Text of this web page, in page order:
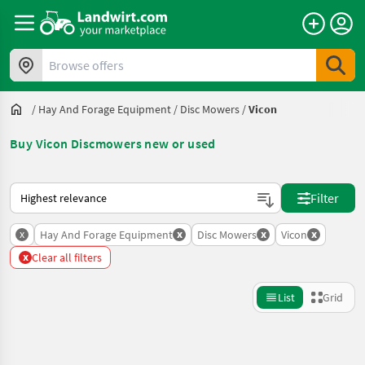
Browse offers
/ Hay And Forage Equipment / Disc Mowers /Vicon
Buy Vicon Discmowers new or used
This is how sorting works on Landwirt.com
Filter
x Hay And Forage Equipment x Disc Mowers x Vicon x
x Clear all filters
List Grid